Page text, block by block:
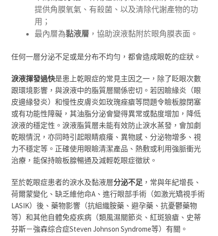
提供角膜氧氣、有殺菌、以及清除代謝產物的功
用 ；
最內層為黏液層 ，協助淚液黏附於眼角膜表面 。
任何一層分泌不足或是分布不均勻，都會造成眼乾的症狀。
淚液揮發過快是患上乾眼症的常見主因之一， 除了眨眼次數
跟環境影響， 與淚液中的脂質層關係密切 。 若因瞼緣炎（眼
皮邊緣發炎）和慢性皮膚炎如玫瑰痤瘡等問題令瞼板腺閉塞
或有功能性障礙， 其油脂分泌會變得異常或黏度增加 ， 降低
淚液的穩定性。淚液脂質層未能有效防止淚水蒸發， 會加劇
乾眼情況，亦同時引起眼睛痕癢、異物感、分泌物增多、視
力不穩定等。 正確使用眼瞼清潔產品 、 熱敷或利用強脈衝光
治療，能保持瞼板腺暢通及減輕乾眼症徵狀。
至於乾眼症患者的淚水及黏液層分泌不足 ，常與年紀增長、
荷爾蒙變化、缺乏維他命A、進行眼部手術（如激光矯視手術
LASIK） 後、藥物影響（抗組織胺藥、避孕藥、抗憂鬱藥物
等）和其他自體免疫疾病（類風濕關節炎、紅斑狼瘡、 史蒂
芬斯－強森综合症Steven Johnson Syndrome等）有關。